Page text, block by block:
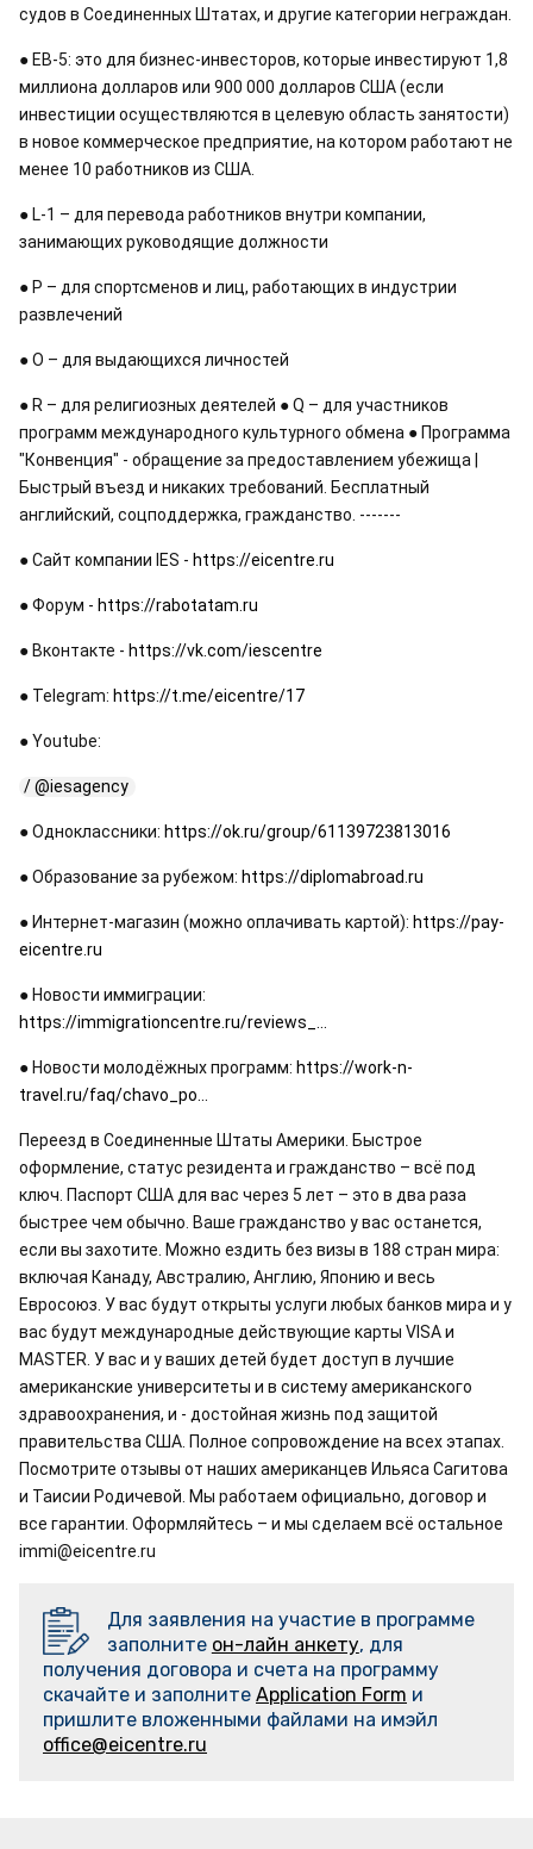
● EB-5: это для бизнес-инвесторов, которые инвестируют 1,8
миллиона долларов или 900 000 долларов США (если
инвестиции осуществляются в целевую область занятости)
в новое коммерческое предприятие, на котором работают не
менее 10 работников из США.
● L-1 – для перевода работников внутри компании,
занимающих руководящие должности
● Р – для спортсменов и лиц, работающих в индустрии
развлечений
● О – для выдающихся личностей
● R – для религиозных деятелей ● Q – для участников
программ международного культурного обмена ● Программа
"Конвенция" - обращение за предоставлением убежища |
Быстрый въезд и никаких требований. Бесплатный
английский, соцподдержка, гражданство. -------
● Сайт компании IES - https://eicentre.ru
● Форум - https://rabotatam.ru
● Вконтакте - https://vk.com/iescentre
● Telegram: https://t.me/eicentre/17
● Youtube:
/ @iesagency
● Одноклассники: https://ok.ru/group/61139723813016
● Образование за рубежом: https://diplomabroad.ru
● Интернет-магазин (можно оплачивать картой): https://pay-
eicentre.ru
https://immigrationcentre.ru/reviews_...
● Новости молодёжных программ: https://work-n-
travel.ru/faq/chavo_po...
Переезд в Соединенные Штаты Америки. Быстрое
оформление, статус резидента и гражданство – всё под
ключ. Паспорт США для вас через 5 лет – это в два раза
быстрее чем обычно. Ваше гражданство у вас останется,
если вы захотите. Можно ездить без визы в 188 стран мира:
включая Канаду, Австралию, Англию, Японию и весь
Евросоюз. У вас будут открыты услуги любых банков мира и у
вас будут международные действующие карты VISA и
MASTER. У вас и у ваших детей будет доступ в лучшие
американские университеты и в систему американского
здравоохранения, и - достойная жизнь под защитой
правительства США. Полное сопровождение на всех этапах.
Посмотрите отзывы от наших американцев Ильяса Сагитова
и Таисии Родичевой. Мы работаем официально, договор и
все гарантии. Оформляйтесь – и мы сделаем всё остальное
immi@eicentre.ru
Для заявления на участие в программе
заполните он-лайн анкету, для
получения договора и счета на программу
скачайте и заполните Application Form и
пришлите вложенными файлами на имэйл
office@eicentre.ru